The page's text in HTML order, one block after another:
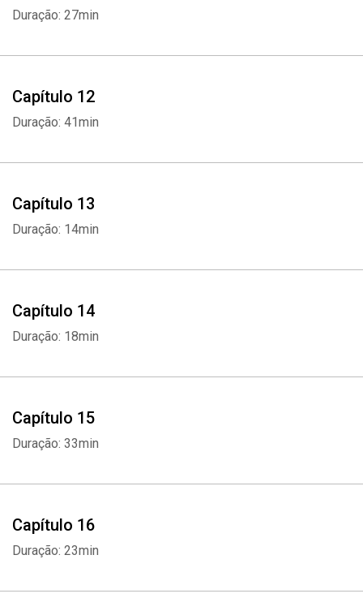
Duração: 27min
Capítulo 12
Duração: 41min
Capítulo 13
Duração: 14min
Capítulo 14
Duração: 18min
Capítulo 15
Duração: 33min
Capítulo 16
Duração: 23min